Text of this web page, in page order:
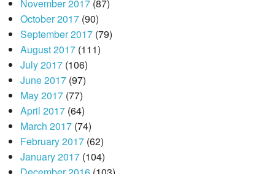
November 2017(87)
October 2017(90)
September 2017(79)
August 2017(111)
July 2017(106)
June 2017(97)
May 2017(77)
April 2017(64)
March 2017(74)
February 2017(62)
January 2017(104)